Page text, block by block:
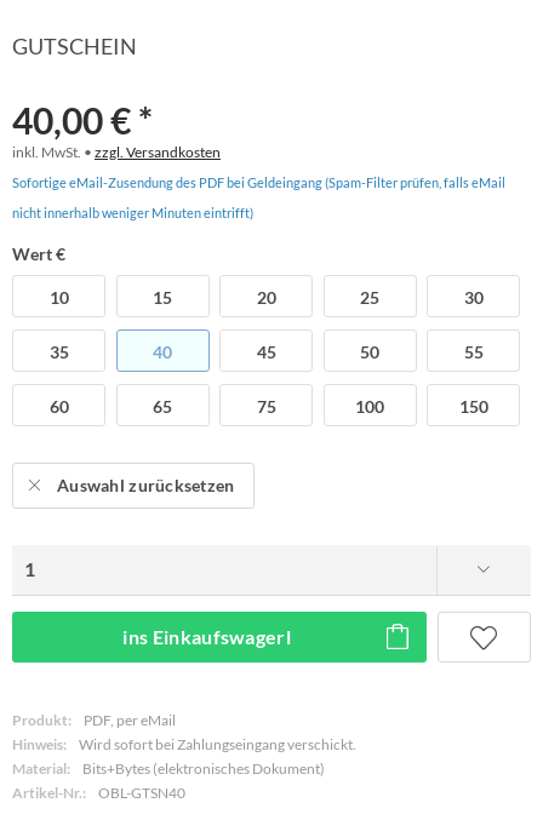
GUTSCHEIN
40,00 € *
inkl. MwSt. • zzgl. Versandkosten
Sofortige eMail-Zusendung des PDF bei Geldeingang (Spam-Filter prüfen, falls eMail
nicht innerhalb weniger Minuten eintrifft)
Wert €
10 15 20 25 30
35 40 45 50 55
60 65 75 100 150
Auswahl zurücksetzen
ins Einkaufswagerl
Produkt:
PDF, per eMail
Hinweis:
Wird sofort bei Zahlungseingang verschickt.
Material:
Bits+Bytes (elektronisches Dokument)
Artikel-Nr.:
OBL-GTSN40